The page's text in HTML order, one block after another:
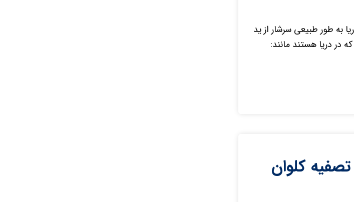
به طور طبیعی سرشار از ید
در دریا هستند مانند:
کلوان